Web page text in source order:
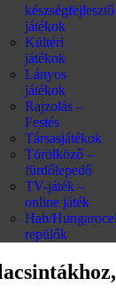
készségfejlesztő
játékok
Kültéri
játékok
Lányos
játékok
Rajzolás –
Festés
Társasjátékok
Törölköző –
fürdőlepedő
TV-játék –
online játék
Hab/
repülők